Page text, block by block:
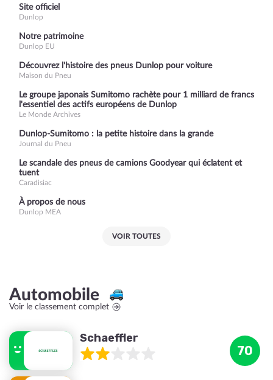
Site officiel
Dunlop
Notre patrimoine
Dunlop EU
Découvrez l'histoire des pneus Dunlop pour voiture
Maison du Pneu
Le groupe japonais Sumitomo rachète pour 1 milliard de francs
l'essentiel des actifs européens de Dunlop
Le Monde Archives
Dunlop-Sumitomo : la petite histoire dans la grande
Journal du Pneu
Le scandale des pneus de camions Goodyear qui éclatent et
tuent
Caradisiac
À propos de nous
Dunlop MEA
VOIR TOUTES
Automobile
Voir le classement complet
Schaeffler
70